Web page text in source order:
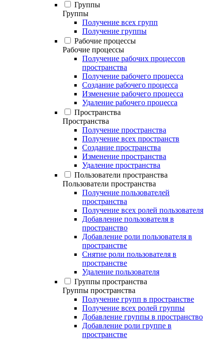
Группы
Группы
Получение всех групп
Получение группы
Рабочие процессы
Рабочие процессы
Получение рабочих процессов
пространства
Получение рабочего процесса
Создание рабочего процесса
Изменение рабочего процесса
Удаление рабочего процесса
Пространства
Пространства
Получение пространства
Получение всех пространств
Создание пространства
Изменение пространства
Удаление пространства
Пользователи пространства
Пользователи пространства
Получение пользователей
пространства
Получение всех ролей пользователя
Добавление пользователя в
пространство
Добавление роли пользователя в
пространстве
Снятие роли пользователя в
пространстве
Удаление пользователя
Группы пространства
Группы пространства
Получение групп в пространстве
Получение всех ролей группы
Добавление группы в пространство
Добавление роли группе в
пространстве